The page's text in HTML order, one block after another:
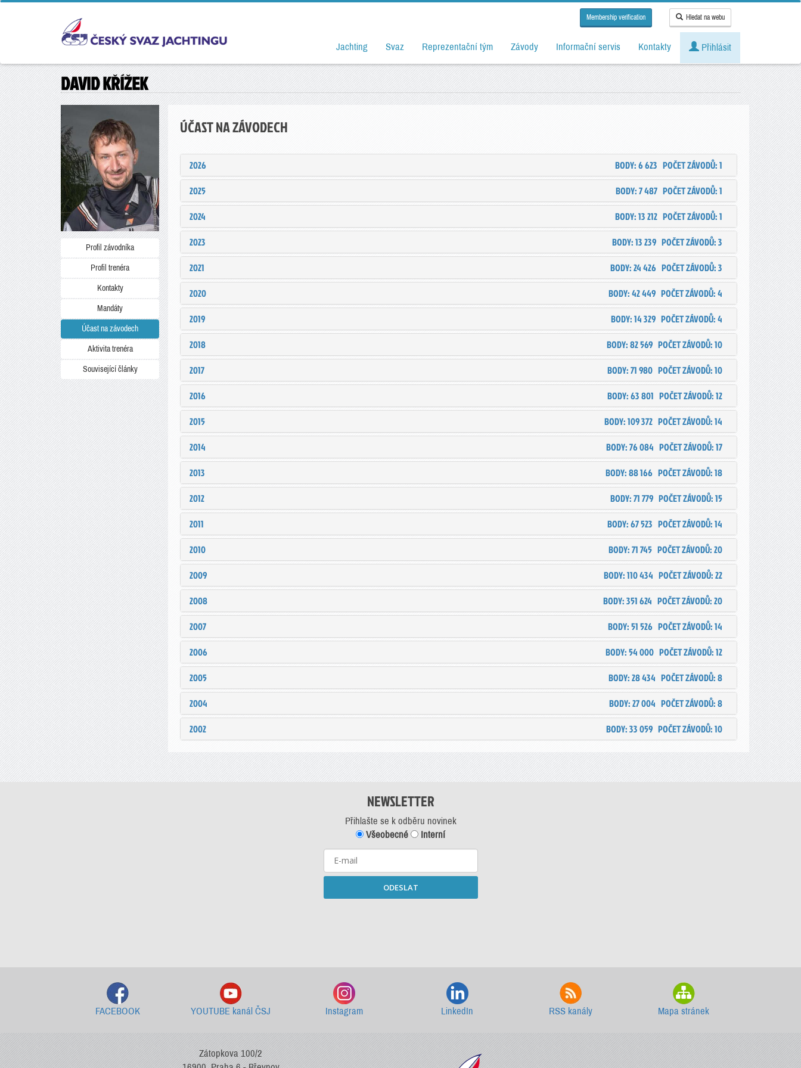
Membership verification Hledat na webu
Jachting Svaz Reprezentační tým Závody Informační servis Kontakty Přihlásit
DAVID KŘÍŽEK
Profil závodníka
Profil trenéra
Kontakty
Mandáty
Účast na závodech
Aktivita trenéra
Související články
ÚČAST NA ZÁVODECH
2026 POČET ZÁVODŮ: 1
BODY: 6 623
2025
POČET ZÁVODŮ: 1
BODY: 7 487
2024
POČET ZÁVODŮ: 1
BODY: 13 212
2023
POČET ZÁVODŮ: 3
BODY: 13 239
2021
POČET ZÁVODŮ: 3
BODY: 24 426
2020
POČET ZÁVODŮ: 4
BODY: 42 449
2019
POČET ZÁVODŮ: 4
BODY: 14 329
2018
POČET ZÁVODŮ: 10
BODY: 82 569
2017
POČET ZÁVODŮ: 10
BODY: 71 980
2016
POČET ZÁVODŮ: 12
BODY: 63 801
2015
POČET ZÁVODŮ: 14
BODY: 109 372
2014
POČET ZÁVODŮ: 17
BODY: 76 084
2013
POČET ZÁVODŮ: 18
BODY: 88 166
2012
POČET ZÁVODŮ: 15
BODY: 71 779
2011
POČET ZÁVODŮ: 14
BODY: 67 523
2010
POČET ZÁVODŮ: 20
BODY: 71 745
2009
POČET ZÁVODŮ: 22
BODY: 110 434
2008
POČET ZÁVODŮ: 20
BODY: 351 624
2007
POČET ZÁVODŮ: 14
BODY: 51 526
2006
POČET ZÁVODŮ: 12
BODY: 54 000
2005
POČET ZÁVODŮ: 8
BODY: 28 434
2004
POČET ZÁVODŮ: 8
BODY: 27 004
2002
POČET ZÁVODŮ: 10
BODY: 33 059
NEWSLETTER
Přihlašte se k odběru novinek
Všeobecné
Interní
ODESLAT
FACEBOOK YOUTUBE kanál ČSJ Instagram LinkedIn RSS kanály Mapa stránek
Zátopkova 100/2